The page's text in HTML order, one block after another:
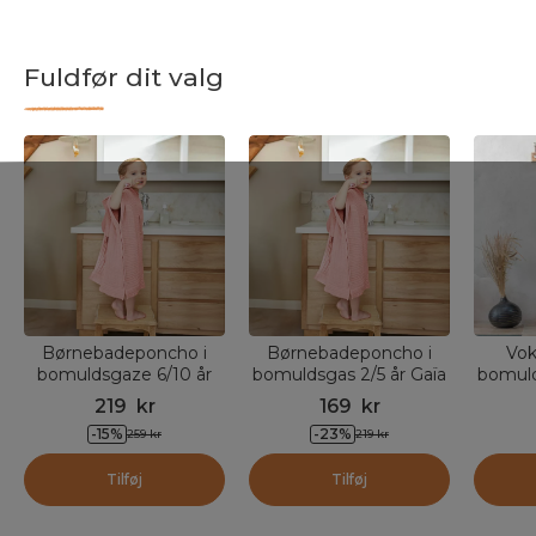
Fuldfør dit valg
Børnebadeponcho i
bomuldsgaze 6/10 år
Gaïa Ferskenrosa
219 kr
-15% 259 kr
Tilføj
Børnebadeponcho i
bomuldsgas 2/5 år Gaïa
Ferskenrosa
169 kr
-23% 219 kr
Tilføj